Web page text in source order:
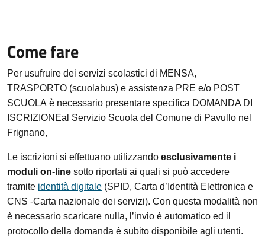
Come fare
Per usufruire dei servizi scolastici di MENSA,
TRASPORTO (scuolabus) e assistenza PRE e/o POST
SCUOLA è necessario presentare specifica DOMANDA DI
ISCRIZIONEal Servizio Scuola del Comune di Pavullo nel
Frignano,
Le iscrizioni si effettuano utilizzando esclusivamente i
moduli on-line sotto riportati ai quali si può accedere
tramite identità digitale (SPID, Carta d’Identità Elettronica e
CNS -Carta nazionale dei servizi). Con questa modalità non
è necessario scaricare nulla, l’invio è automatico ed il
protocollo della domanda è subito disponibile agli utenti.